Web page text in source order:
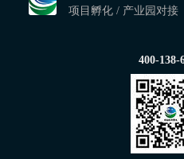
项目孵化 / 产业园对接
400-138-